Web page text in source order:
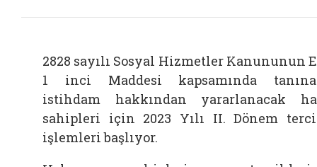
2828 sayılı Sosyal Hizmetler Kanununun
1 inci Maddesi kapsamında
istihdam hakkından yararlanacak
sahipleri için 2023 Yılı II. Dönem
işlemleri başlıyor.